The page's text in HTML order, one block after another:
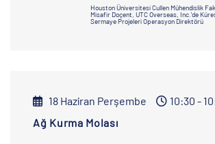
Houston Üniversitesi Cullen Mühendislik
Misafir Doçent, UTC Overseas, Inc.'de
Sermaye Projeleri Operasyon Direktörü
18 Haziran Perşembe
10:30 -
Ağ Kurma Molası